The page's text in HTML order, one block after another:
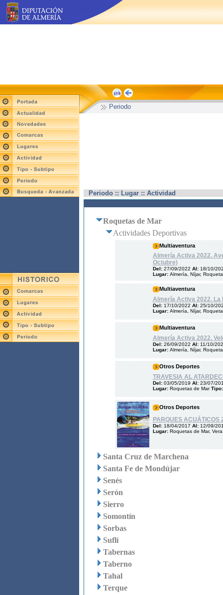
Periodo
Periodo :: Lugar :: Actividad
Roquetas de Mar
Actividades Deportivas
Multiaventura
Almería Activa 2022.
Octubre)
Del: 27/09/2022 Al: 18/10/
Lugar: Almería, Níjar,
Multiaventura
Almería Activa 2022. La
Del: 17/10/2022 Al: 25/10/
Lugar: Almería, Níjar,
Multiaventura
Almería Activa 2022.
Del: 26/09/2022 Al: 11/10/
Lugar: Almería, Níjar,
Otros Deportes
TRAVESIA AL
Del: 03/05/2019 Al: 23/07/
Lugar: Roquetas de Mar
Otros Deportes
PARQUES ACUÁTICOS
Del: 18/04/2017 Al: 12/09/
Lugar: Roquetas de Mar, Vera
Santa Cruz de Marchena
Santa Fe de Mondújar
Senés
Serón
Sierro
Somontín
Sorbas
Suflí
Tabernas
Taberno
Tahal
Terque